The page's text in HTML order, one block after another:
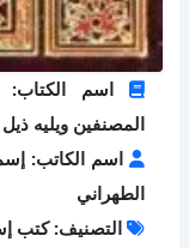
اسم الكتاب:
المصنفين ويليه
اسم الكاتب:
الطهراني
التصنيف: كتب